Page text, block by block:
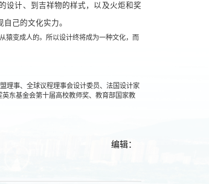
设计、到吉祥物的样式，以及火炬和奖
己的文化实力。
猿变成人的。所以设计终将成为一种文化，而
理事、全球议程理事会设计委员、法国设计家
东基金会第十届高校教师奖、教育部国家教
编辑：